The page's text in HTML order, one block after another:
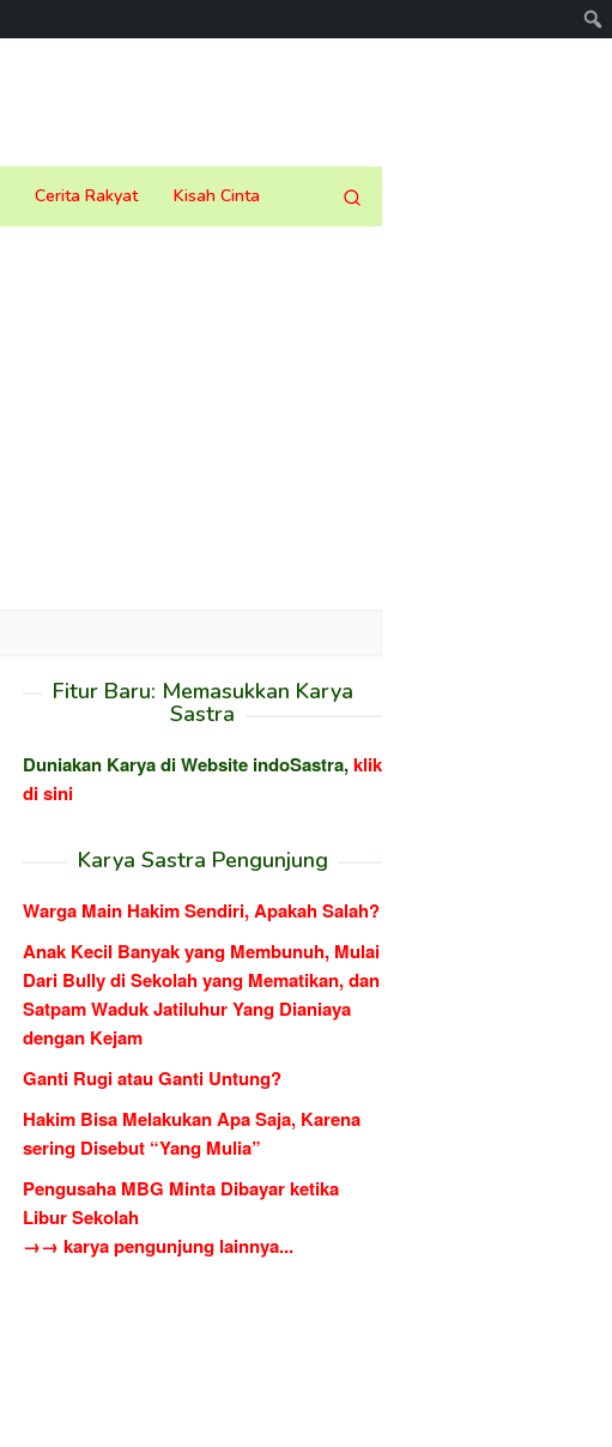
Cerita Rakyat Kisah Cinta
Fitur Baru: Memasukkan Karya
Sastra
Duniakan Karya di Website indoSastra,klik
di sini
Karya Sastra Pengunjung
Warga Main Hakim Sendiri, Apakah Salah?
Anak Kecil Banyak yang Membunuh, Mulai
Dari Bully di Sekolah yang Mematikan, dan
Satpam Waduk Jatiluhur Yang Dianiaya
dengan Kejam
Ganti Rugi atau Ganti Untung?
Hakim Bisa Melakukan Apa Saja, Karena
sering Disebut “Yang Mulia”
Pengusaha MBG Minta Dibayar ketika
Libur Sekolah
→→ karya pengunjung lainnya...